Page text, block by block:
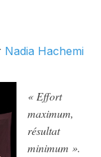
Nadia Hachemi
« Effort
maximum,
résultat
minimum ».